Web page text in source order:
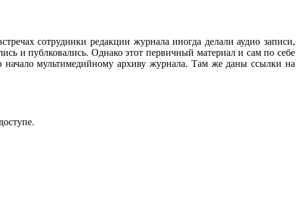
сотрудники редакции журнала иногда делали аудио записи,
и публковались. Однако этот первичный материал и сам по себе
мультимедийному архиву журнала. Там же даны ссылки на